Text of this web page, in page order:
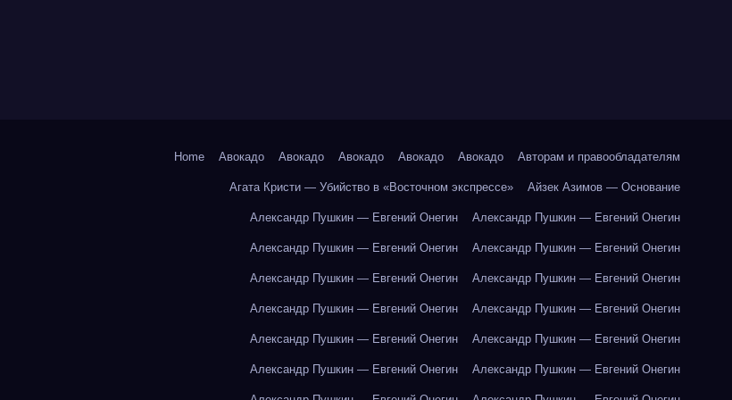
Home Авокадо Авокадо Авокадо Авокадо Авокадо Авторам и правообладателям
Агата Кристи — Убийство в «Восточном экспрессе» Айзек Азимов — Основание
Александр Пушкин — Евгений Онегин Александр Пушкин — Евгений Онегин
Александр Пушкин — Евгений Онегин Александр Пушкин — Евгений Онегин
Александр Пушкин — Евгений Онегин Александр Пушкин — Евгений Онегин
Александр Пушкин — Евгений Онегин Александр Пушкин — Евгений Онегин
Александр Пушкин — Евгений Онегин Александр Пушкин — Евгений Онегин
Александр Пушкин — Евгений Онегин Александр Пушкин — Евгений Онегин